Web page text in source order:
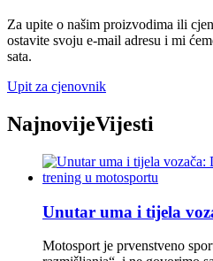
Za upite o našim proizvodima ili
ostavite svoju e-mail adresu i mi
sata.
Upit za cjenovnik
NajnovijeVijesti
Unutar uma i tijela
Motosport je prvenstveno